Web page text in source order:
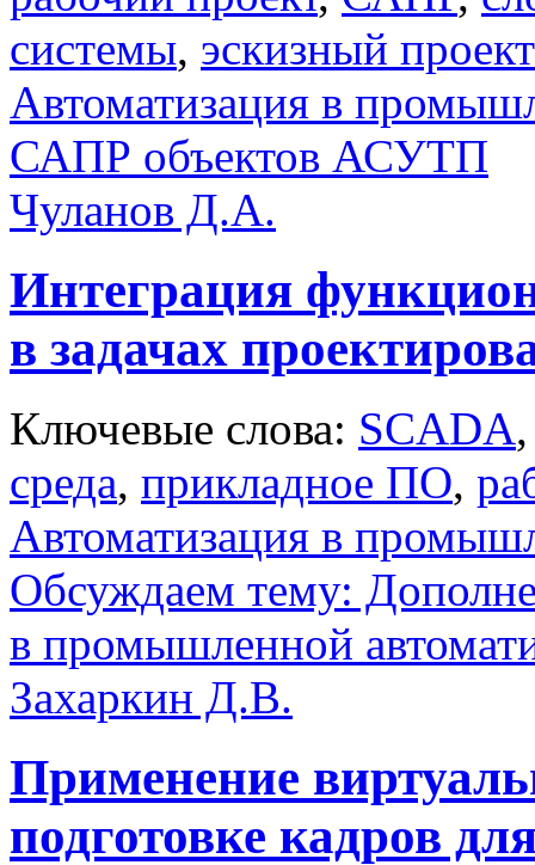
системы, эскизный проект
Автоматизация в
САПР объектов АСУТП
Чуланов Д.А.
Интеграция
в задачах
Ключевые слова: SCADA
среда, прикладное ПО,
Автоматизация в
Обсуждаем тему:
в промышленной
Захаркин Д.В.
Применение
подготовке кадров